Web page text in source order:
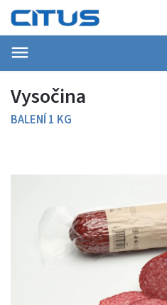
Vysočina
BALENÍ 1 KG